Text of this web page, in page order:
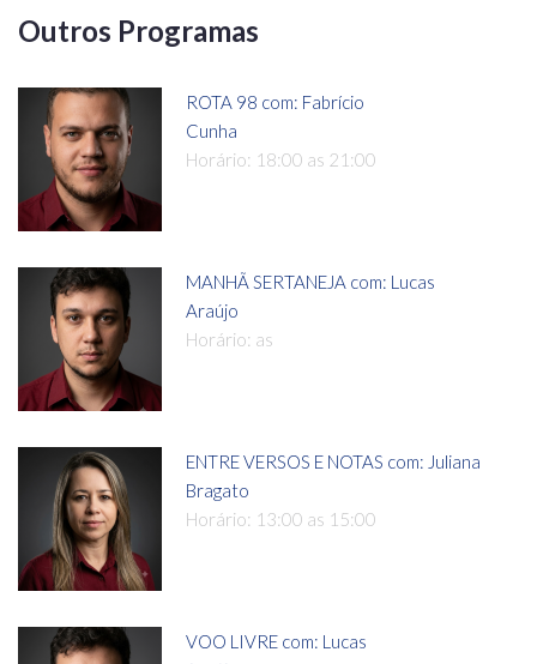
Outros Programas
ROTA 98 com: Fabrício
Cunha
Horário: 18:00 as 21:00
MANHÃ SERTANEJA com: Lucas
Araújo
Horário: as
ENTRE VERSOS E NOTAS com: Juliana
Bragato
Horário: 13:00 as 15:00
VOO LIVRE com: Lucas